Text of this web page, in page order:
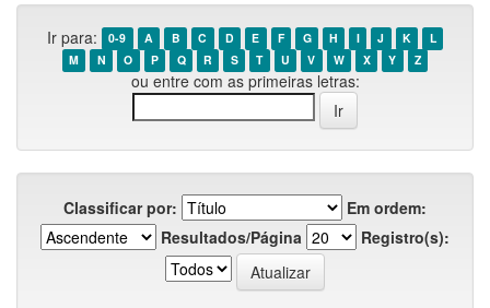
Ir para: 0-9 A B C D E F G H I J K
L
M
N O P Q R S T U V W X Y Z
ou entre com as primeiras letras:
Classificar por:
Em ordem:
Resultados/Página
Registro(s):